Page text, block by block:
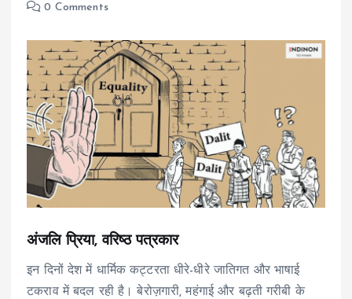
0 Comments
अंजलि प्रिया, वरिष्ठ पत्रकार
इन दिनों देश में धार्मिक कट्टरता धीरे-धीरे जातिगत और भाषाई
टकराव में बदल रही है। बेरोज़गारी, महंगाई और बढ़ती गरीबी के